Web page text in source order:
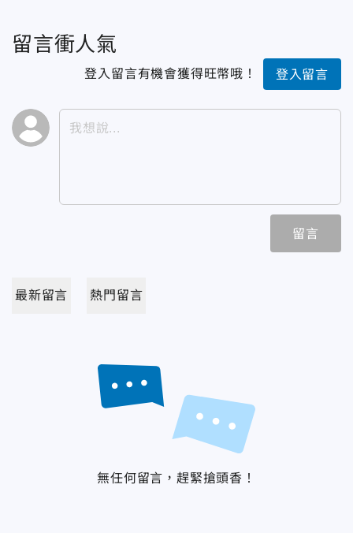
留言衝人氣
登入留言有機會獲得旺幣哦！ 登入留言
留言
最新留言 熱門留言
無任何留言，趕緊搶頭香！